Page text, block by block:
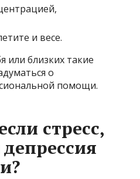
и весе.
или близких такие
о
помощи.
стресс,